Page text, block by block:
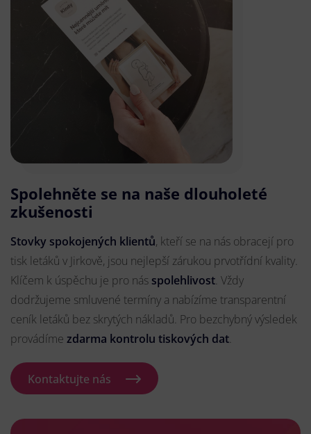
Spolehněte se na naše dlouholeté
zkušenosti
Stovky spokojených klientů, kteří se na nás obracejí pro
tisk letáků v Jirkově, jsou nejlepší zárukou prvotřídní kvality.
Klíčem k úspěchu je pro nás spolehlivost. Vždy
dodržujeme smluvené termíny a nabízíme transparentní
ceník letáků bez skrytých nákladů. Pro bezchybný výsledek
provádíme zdarma kontrolu tiskových dat.
Kontaktujte nás